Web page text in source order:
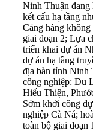
Ninh Thuận đang
kết cấu hạ tầng
Cảng hàng
giai đoạn 2; Lựa
triển khai dự án
dự án hạ tầng
địa bàn tỉnh Ninh
công nghiệp: Du
Hiếu Thiện,
Sớm khởi công
nghiệp Cà Ná;
toàn bộ giai đoạn